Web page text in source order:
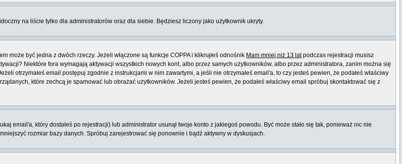
na liście tylko dla administratorów oraz dla siebie. Będziesz liczony jako użytkownik ukryty.
może być jedna z dwóch rzeczy. Jeżeli włączone są funkcje COPPA i kliknąłeś odnośnik Mam mniej niż 13 latpodczas rejestracji musisz
Niektóre fora wymagają aktywacji wszystkich nowych kont, albo przez samych użytkowników, albo przez administratora, zanim można się
otrzymałeś email postępuj zgodnie z instrukcjami w nim zawartymi, a jeśli nie otrzymałeś email'a, to czy jesteś pewien, że podałeś właściwy
które zechcą je spamować lub obrażać użytkowników. Jeżeli jesteś pewien, że podałeś właściwy email spróbuj skontaktować się z
email'a, który dostałeś po rejestracji) lub administrator usunął twoje konto z jakiegoś powodu. Być może stało się tak, ponieważ nic nie
rozmiar bazy danych. Spróbuj zarejestrować się ponownie i bądź aktywny w dyskusjach.